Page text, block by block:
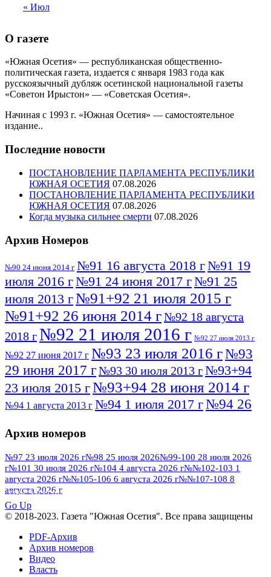
« Июл
О газете
«Южная Осетия» — республиканская общественно-
политическая газета, издается с января 1983 года как
русскоязычный дубляж осетинской национальной газеты
«Советон Ирыстон» — «Советская Осетия».
Начиная с 1993 г. «Южная Осетия» — самостоятельное
издание..
Последние новости
ПОСТАНОВЛЕНИЕ ПАРЛАМЕНТА РЕСПУБЛИКИ
ЮЖНАЯ ОСЕТИЯ 07.08.2026
ПОСТАНОВЛЕНИЕ ПАРЛАМЕНТА РЕСПУБЛИКИ
ЮЖНАЯ ОСЕТИЯ 07.08.2026
Когда музыка сильнее смерти 07.08.2026
Архив Номеров
№90 24 июня 2014 г №91 16 августа 2018 г№91 19
июля 2016 г№91 24 июня 2017 г№91 25
июля 2013 г№91+92 21 июля 2015 г
№91+92 26 июня 2014 г№92 18 августа
2018 г№92 21 июля 2016 г №92 27 июля 2013 г
№92 27 июня 2017 г №93 23 июля 2016 г№93
29 июня 2017 г№93 30 июля 2013 г№93+94
23 июля 2015 г№93+94 28 июня 2014 г
№94 1 августа 2013 г №94 1 июля 2017 г№94 26
№95 7 августа 2012 г
№95 28 июля 2016 г №95+96 3 августа
2013 г№96 6 июля 2017 г№96 9 августа
2012 г №96 28 июля 2015 г
№96+97 30 июля 2016 г
№97 11 августа 2012 г
№97 30 июля 2015 г
№98 2 августа 2016 г
Архив номеров
№97 23 июля 2026 г№98 25 июля 2026№99-100 28 июля 2026
г№101 30 июля 2026 г№104 4 августа 2026 г№№102-103 1
августа 2026 г№№105-106 6 августа 2026 г№№107-108 8
августа 2026 г
ПОСМОТРЕТЬ ВСЕ
Go Up
© 2018-2023. Газета "Южная Осетия". Все права защищены
PDF-Архив
Архив номеров
Видео
Власть